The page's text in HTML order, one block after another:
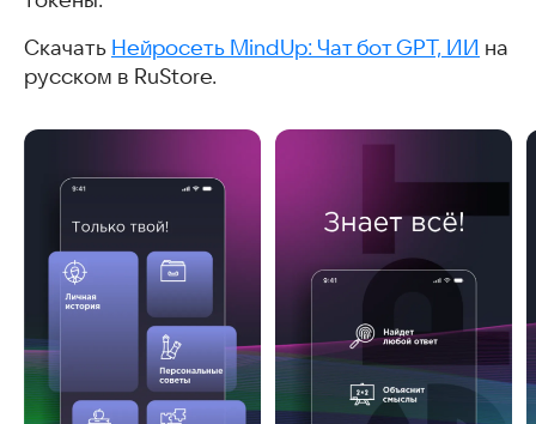
Скачать Нейросеть MindUp: Чат бот GPT, ИИ на
русском в RuStore.